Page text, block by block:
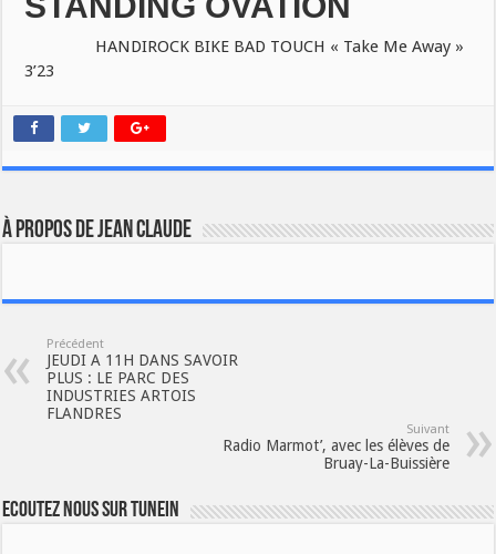
HANDIROCK BIKE BAD TOUCH « Take Me Away »
3’23
À propos de JEAN CLAUDE
Précédent
JEUDI A 11H DANS SAVOIR
PLUS : LE PARC DES
INDUSTRIES ARTOIS
FLANDRES
Suivant
Radio Marmot’, avec les élèves de
Bruay-La-Buissière
Ecoutez nous sur TuneIn